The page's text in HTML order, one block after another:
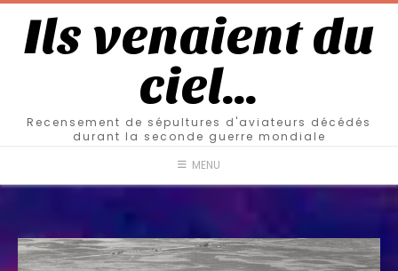
Ils venaient du
ciel…
Recensement de sépultures d'aviateurs décédés
durant la seconde guerre mondiale
MENU